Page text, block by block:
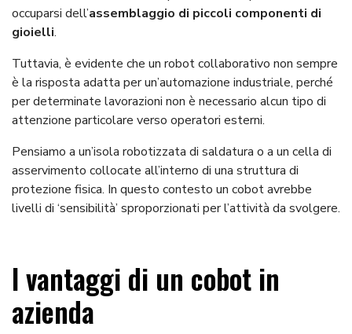
occuparsi dell’assemblaggio di piccoli componenti di
gioielli.
Tuttavia, è evidente che un robot collaborativo non sempre
è la risposta adatta per un’automazione industriale, perché
per determinate lavorazioni non è necessario alcun tipo di
attenzione particolare verso operatori esterni.
Pensiamo a un’isola robotizzata di saldatura o a un cella di
asservimento collocate all’interno di una struttura di
protezione fisica. In questo contesto un cobot avrebbe
livelli di ‘sensibilità’ sproporzionati per l’attività da svolgere.
I vantaggi di un cobot in
azienda